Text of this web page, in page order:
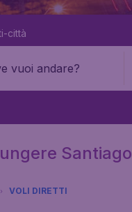
città
Santiago
VOLI DIRETTI